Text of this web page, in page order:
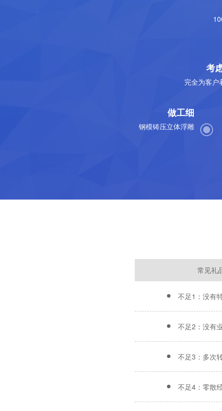
考
完全为客户
做工细
钢模铸压立体浮雕
常见礼
不足1：没有
不足2：没有
不足3：多次
不足4：零散